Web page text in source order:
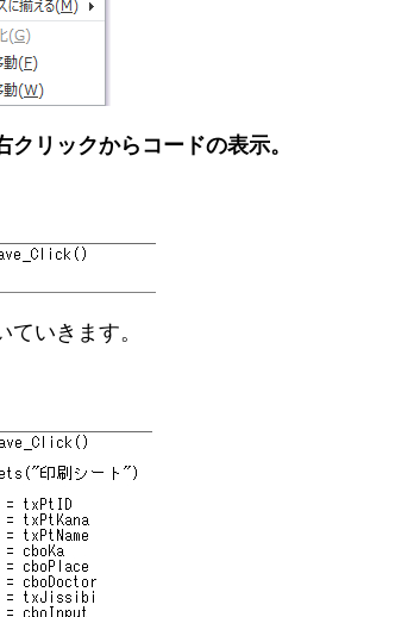
クリックからコードの表示。
いきます。